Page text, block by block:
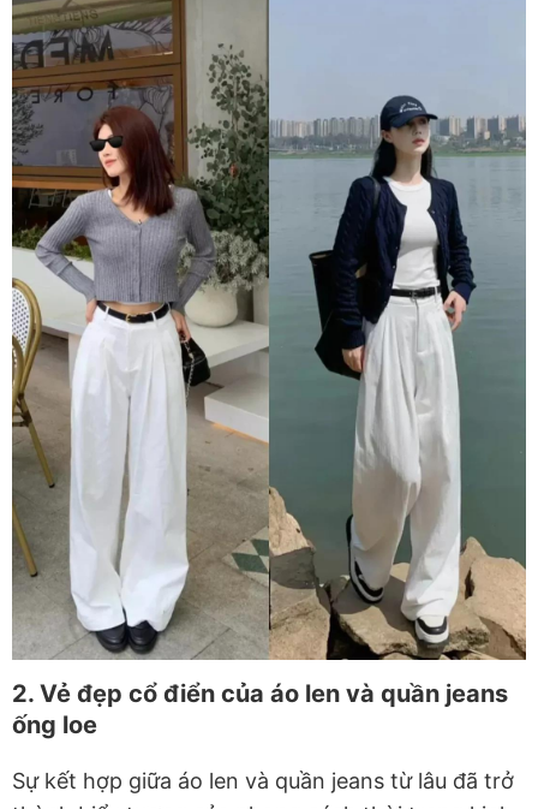
2. Vẻ đẹp cổ điển của áo len và quần jeans
ống loe
Sự kết hợp giữa áo len và quần jeans từ lâu đã trở